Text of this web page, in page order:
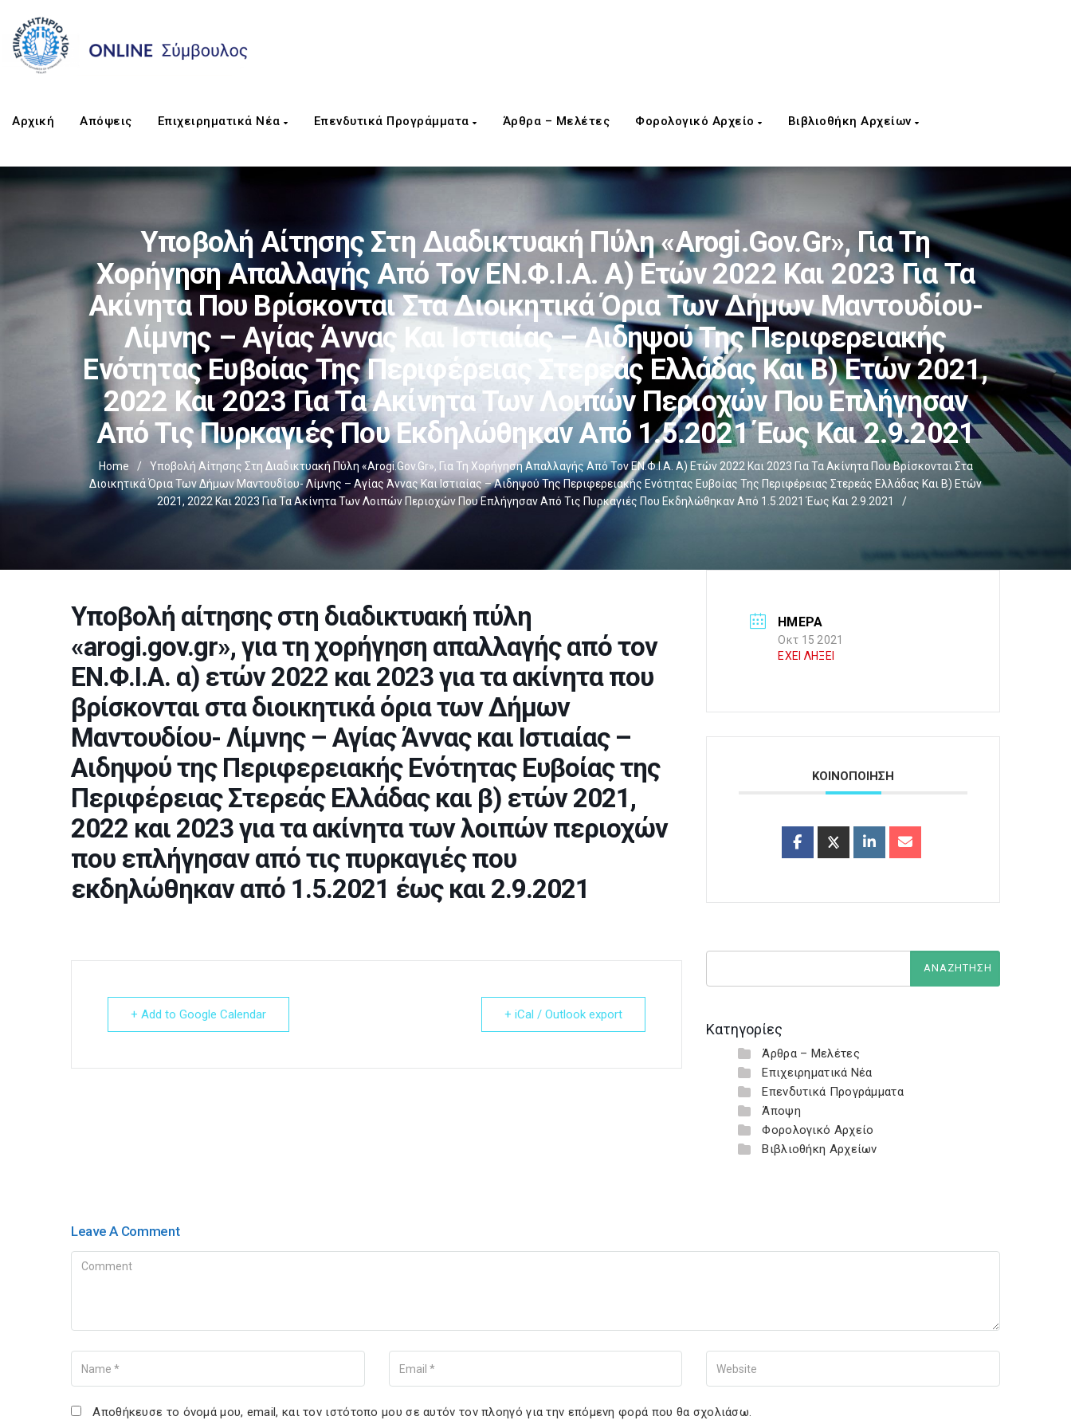
Αρχική Απόψεις Επιχειρηματικά Νέα Επενδυτικά Προγράμματα Άρθρα – Μελέτες Φορολογικό Αρχείο Βιβλιοθήκη Αρχείων
Υποβολή Αίτησης Στη Διαδικτυακή Πύλη «arogi.gov.gr», Για Τη
Χορήγηση Απαλλαγής Από Τον ΕΝ.Φ.Ι.Α. Α) Ετών 2022 Και 2023 Για Τα
Ακίνητα Που Βρίσκονται Στα Διοικητικά Όρια Των Δήμων Μαντουδίου-
Λίμνης – Αγίας Άννας Και Ιστιαίας – Αιδηψού Της Περιφερειακής
Ενότητας Ευβοίας Της Περιφέρειας Στερεάς Ελλάδας Και Β) Ετών 2021,
2022 Και 2023 Για Τα Ακίνητα Των Λοιπών Περιοχών Που Επλήγησαν
Από Τις Πυρκαγιές Που Εκδηλώθηκαν Από 1.5.2021 Έως Και 2.9.2021
Home /
Υποβολή Αίτησης Στη Διαδικτυακή Πύλη «arogi.gov.gr», Για Τη Χορήγηση Απαλλαγής Από Τον ΕΝ.Φ.Ι.Α. Α) Ετών 2022 Και 2023 Για Τα Ακίνητα Που Βρίσκονται Στα
Διοικητικά Όρια Των Δήμων Μαντουδίου- Λίμνης – Αγίας Άννας Και Ιστιαίας – Αιδηψού Της Περιφερειακής Ενότητας Ευβοίας Της Περιφέρειας Στερεάς Ελλάδας Και Β) Ετών
2021, 2022 Και 2023 Για Τα Ακίνητα Των Λοιπών Περιοχών Που Επλήγησαν Από Τις Πυρκαγιές Που Εκδηλώθηκαν Από 1.5.2021 Έως Και 2.9.2021
/
Υποβολή αίτησης στη διαδικτυακή πύλη
«arogi.gov.gr», για τη χορήγηση απαλλαγής από τον
ΕΝ.Φ.Ι.Α. α) ετών 2022 και 2023 για τα ακίνητα που
βρίσκονται στα διοικητικά όρια των Δήμων
Μαντουδίου- Λίμνης – Αγίας Άννας και Ιστιαίας –
Αιδηψού της Περιφερειακής Ενότητας Ευβοίας της
Περιφέρειας Στερεάς Ελλάδας και β) ετών 2021,
2022 και 2023 για τα ακίνητα των λοιπών περιοχών
που επλήγησαν από τις πυρκαγιές που
εκδηλώθηκαν από 1.5.2021 έως και 2.9.2021
+ Add to Google Calendar + iCal / Outlook export
ΗΜΕΡΑ
Οκτ 15 2021
ΕΧΕΙ ΛΗΞΕΙ
ΚΟΙΝΟΠΟΙΗΣΗ
Κατηγορίες
Άρθρα – Μελέτες
Επιχειρηματικά Νέα
Επενδυτικά Προγράμματα
Άποψη
Φορολογικό Αρχείο
Βιβλιοθήκη Αρχείων
Leave A Comment
Comment
Name Your Email Your Website
Αποθήκευσε το όνομά μου, email, και τον ιστότοπο μου σε αυτόν τον πλοηγό για την επόμενη φορά που θα σχολιάσω.